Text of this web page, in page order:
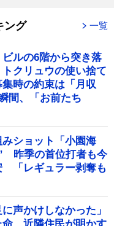
ング 一覧
ビルの6階から突き落
クリュウの使い捨て
時の約束は「月収
間、「お前たち
みショット「小園海
昨季の首位打者も今
「レギュラー剥奪も
声かけしなかった」